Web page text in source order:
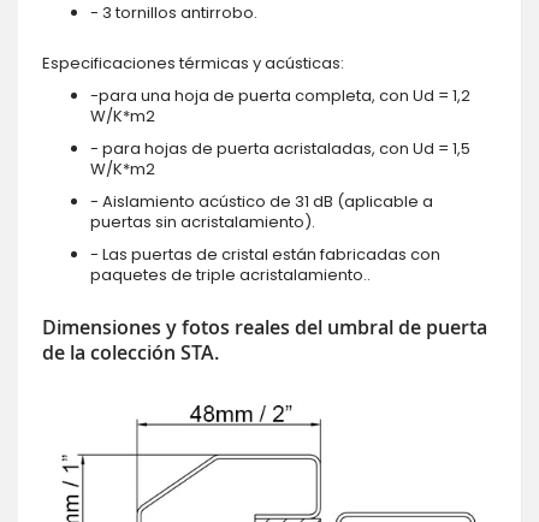
- 3 tornillos antirrobo.
Especificaciones térmicas y acústicas:
-para una hoja de puerta completa, con Ud = 1,2
W/K*m2
- para hojas de puerta acristaladas, con Ud = 1,5
W/K*m2
- Aislamiento acústico de 31 dB (aplicable a
puertas sin acristalamiento).
- Las puertas de cristal están fabricadas con
paquetes de triple acristalamiento..
Dimensiones y fotos reales del umbral de puerta
de la colección STA.